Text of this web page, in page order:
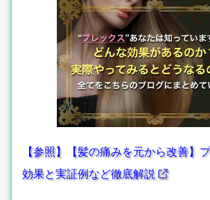
【参照】【髪の痛みを元から改善】
効果と実証例など徹底解説